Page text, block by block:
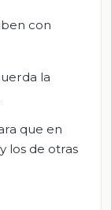
con
la
que en
los de otras